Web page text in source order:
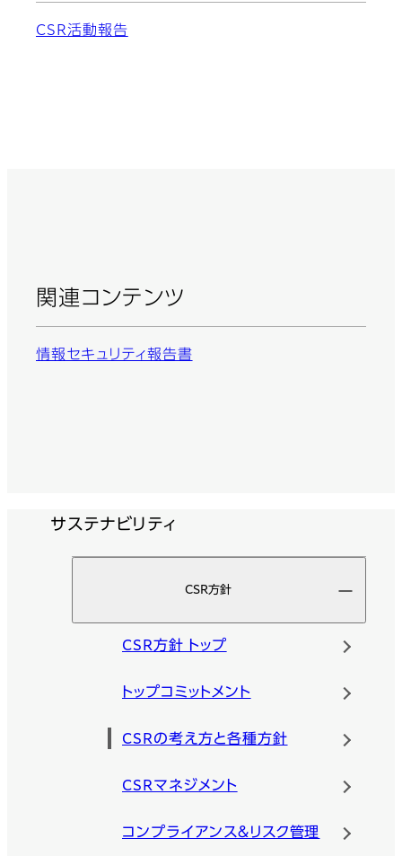
CSR活動報告
関連コンテンツ
情報セキュリティ報告書
サステナビリティ
CSR方針
CSR方針 トップ
トップコミットメント
CSRの考え方と各種方針
CSRマネジメント
コンプライアンス＆リスク管理